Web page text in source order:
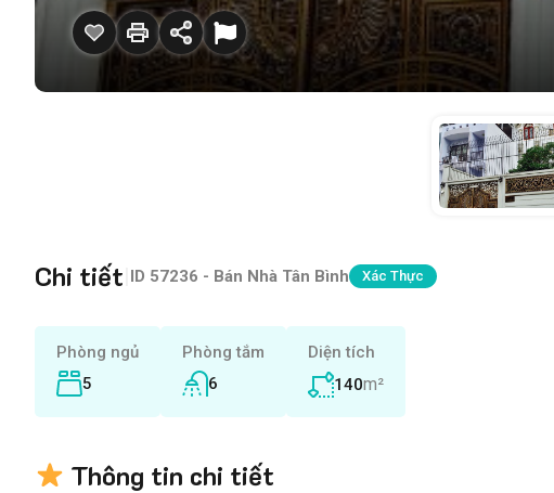
Chi tiết ID 57236 - Bán Nhà Tân Bình Xác Thực
Phòng ngủ
5
Phòng tắm
6
Diện tích
140m²
Thông tin chi tiết